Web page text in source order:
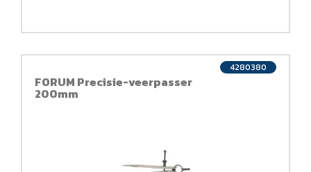
FORUM Precisie-veerpasser
200mm
4280380